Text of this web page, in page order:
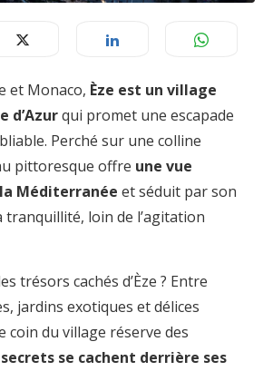
et Monaco, Èze est un village
d’Azurqui promet une escapade
Perché sur une colline
pittoresque offre une vue
Méditerranée et séduit par son
loin de l’agitation
trésors cachés d’Èze ? Entre
jardins exotiques et délices
coin du village réserve des
se cachent derrière ses